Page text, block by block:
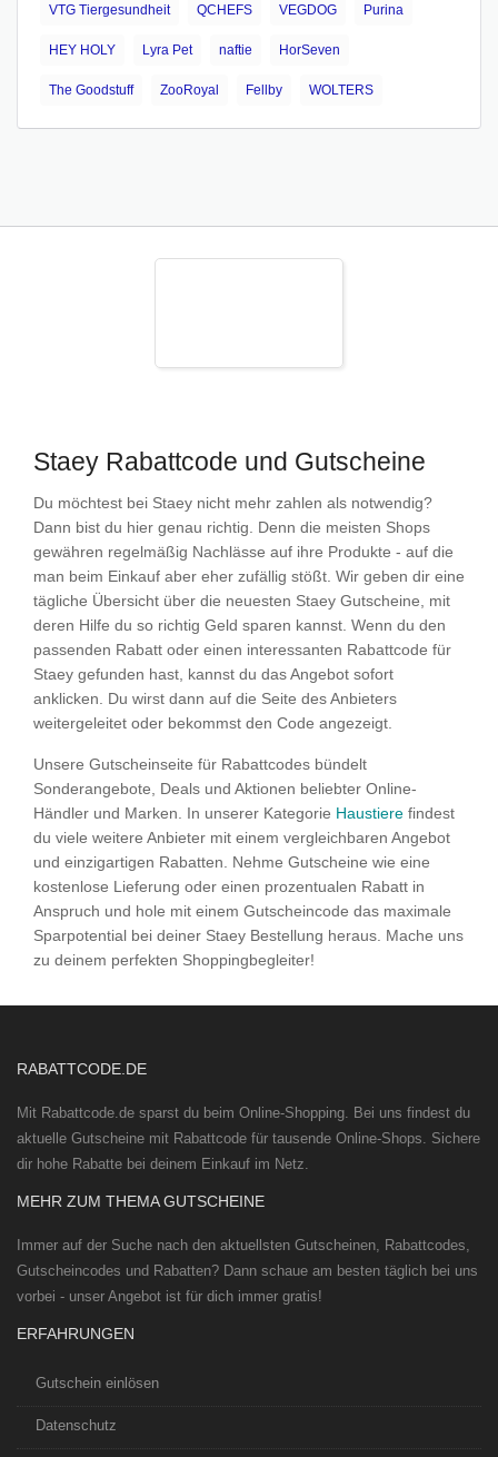
VTG Tiergesundheit QCHEFS VEGDOG Purina
HEY HOLY Lyra Pet naftie HorSeven
The Goodstuff ZooRoyal Fellby WOLTERS
Staey Rabattcode und Gutscheine
Du möchtest bei Staey nicht mehr zahlen als notwendig?
Dann bist du hier genau richtig. Denn die meisten Shops
gewähren regelmäßig Nachlässe auf ihre Produkte - auf die
man beim Einkauf aber eher zufällig stößt. Wir geben dir eine
tägliche Übersicht über die neuesten Staey Gutscheine, mit
deren Hilfe du so richtig Geld sparen kannst. Wenn du den
passenden Rabatt oder einen interessanten Rabattcode für
Staey gefunden hast, kannst du das Angebot sofort
anklicken. Du wirst dann auf die Seite des Anbieters
weitergeleitet oder bekommst den Code angezeigt.
Unsere Gutscheinseite für Rabattcodes bündelt
Sonderangebote, Deals und Aktionen beliebter Online-
Händler und Marken. In unserer Kategorie Haustiere findest
du viele weitere Anbieter mit einem vergleichbaren Angebot
und einzigartigen Rabatten. Nehme Gutscheine wie eine
kostenlose Lieferung oder einen prozentualen Rabatt in
Anspruch und hole mit einem Gutscheincode das maximale
Sparpotential bei deiner Staey Bestellung heraus. Mache uns
zu deinem perfekten Shoppingbegleiter!
RABATTCODE.DE
Mit Rabattcode.de sparst du beim Online-Shopping. Bei uns findest du
aktuelle Gutscheine mit Rabattcode für tausende Online-Shops. Sichere
dir hohe Rabatte bei deinem Einkauf im Netz.
MEHR ZUM THEMA GUTSCHEINE
Immer auf der Suche nach den aktuellsten Gutscheinen, Rabattcodes,
Gutscheincodes und Rabatten? Dann schaue am besten täglich bei uns
vorbei - unser Angebot ist für dich immer gratis!
ERFAHRUNGEN
Gutschein einlösen
Datenschutz